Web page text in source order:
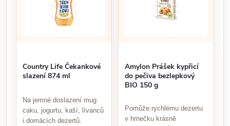
Country Life Čekankové
slazení 874 ml
Na jemné doslazení mug
caku, jogurtu, kaší, lívanců
i domácích dezertů.
Amylon Prášek kypřicí
do pečiva bezlepkový
BIO 150 g
Pomůže rychlému dezertu
v hrnečku krásně